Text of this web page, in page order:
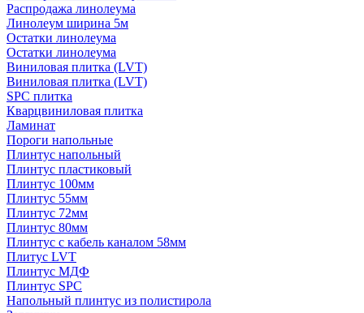
Распродажа линолеума
Линолеум ширина 5м
Остатки линолеума
Остатки линолеума
Виниловая плитка (LVT)
Виниловая плитка (LVT)
SPC плитка
Кварцвиниловая плитка
Ламинат
Пороги напольные
Плинтус напольный
Плинтус пластиковый
Плинтус 100мм
Плинтус 55мм
Плинтус 72мм
Плинтус 80мм
Плинтус с кабель каналом 58мм
Плитус LVT
Плинтус МДФ
Плинтус SPC
Напольный плинтус из полистирола